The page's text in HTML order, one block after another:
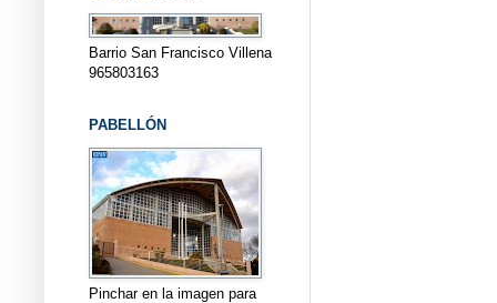
Barrio San Francisco Villena
965803163
PABELLÓN
Pinchar en la imagen para